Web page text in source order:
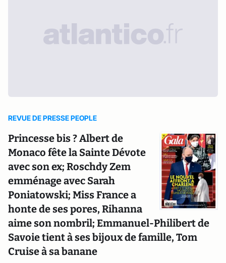
REVUE DE PRESSE PEOPLE
Princesse bis ? Albert de
Monaco fête la Sainte Dévote
avec son ex; Roschdy Zem
emménage avec Sarah
Poniatowski; Miss France a
honte de ses pores, Rihanna
aime son nombril; Emmanuel-Philibert de
Savoie tient à ses bijoux de famille, Tom
Cruise à sa banane